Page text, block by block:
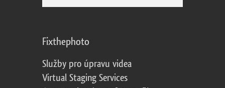
Fixthephoto
Služby pro úpravu videa
Virtual Staging Services